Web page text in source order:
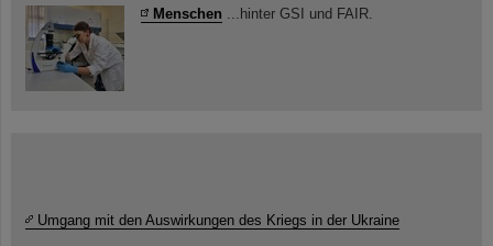
Menschen ...hinter GSI und FAIR.
Umgang mit den Auswirkungen des Kriegs in der Ukraine